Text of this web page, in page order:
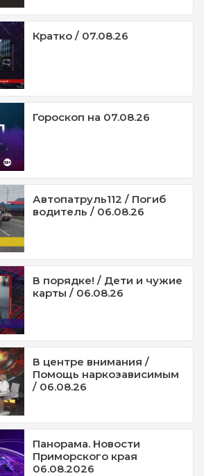
Кратко / 07.08.26
Гороскоп на 07.08.26
Автопатруль112 / Погиб
водитель / 06.08.26
В порядке! / Дети и чужие
карты / 06.08.26
В центре внимания /
Помощь наркозависимым
/ 06.08.26
Панорама. Новости
Приморского края
06.08.2026